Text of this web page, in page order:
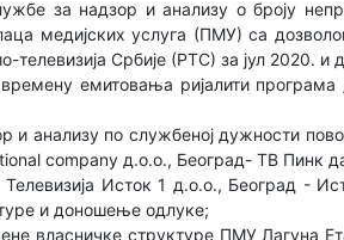
за надзор и анализу о броју
медијских услуга (ПМУ) са
телевизија Србије (РТС) за јул 2020.
емитовања ријалити
и анализу по службеној дужности
company д.о.о., Београд- ТВ Пинк
Исток 1 д.о.о., Београд -
и доношење одлуке;
власничке структуре ПМУ Лагуна